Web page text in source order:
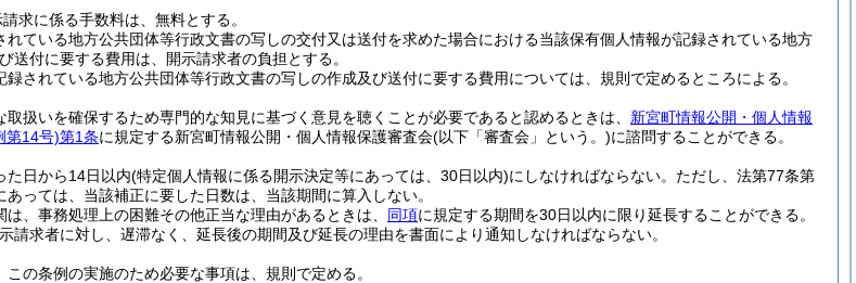
求に係る手数料は、無料とする。
ている地方公共団体等行政文書の写しの交付又は送付を求めた場合における当該保有個人情報が記録されている地方
送付に要する費用は、開示請求者の負担とする。
されている地方公共団体等行政文書の写しの作成及び送付に要する費用については、規則で定めるところによる。
扱いを確保するため専門的な知見に基づく意見を聴くことが必要であると認めるときは、 新宮町情報公開・個人情報
第14号)第1条に規定する新宮町情報公開・個人情報保護審査会(以下「審査会」という。)に諮問することができる。
た日から14日以内(特定個人情報に係る開示決定等にあっては、30日以内)にしなければならない。 ただし、法第77条第
っては、当該補正に要した日数は、当該期間に算入しない。
、事務処理上の困難その他正当な理由があるときは、 同項に規定する期間を30日以内に限り延長することができる。
請求者に対し、遅滞なく、延長後の期間及び延長の理由を書面により通知しなければならない。
の条例の実施のため必要な事項は、規則で定める。